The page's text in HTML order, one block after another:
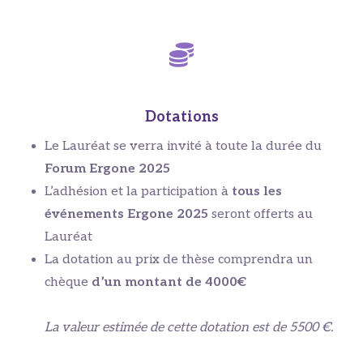
Dotations
Le Lauréat se verra invité à toute la durée du
Forum Ergone 2025
L’adhésion et la participation à tous les
événements Ergone 2025 seront offerts au
Lauréat
La dotation au prix de thèse comprendra un
chèque d’un montant de 4000€
La valeur estimée de cette dotation est de 5500 €.